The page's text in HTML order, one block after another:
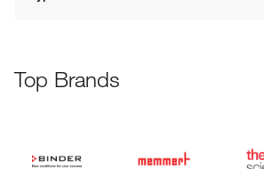
Top Brands